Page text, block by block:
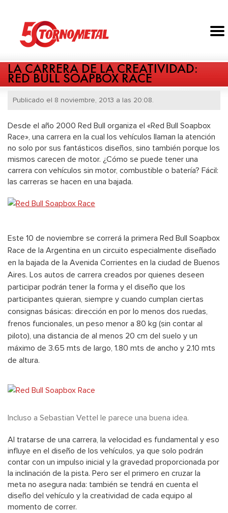
LA CARRERA DE LA CREATIVIDAD:
RED BULL SOAPBOX RACE
Publicado el 8 noviembre, 2013 a las 20:08.
Desde el año 2000 Red Bull organiza el «Red Bull Soapbox
Race», una carrera en la cual los vehículos llaman la atención
no solo por sus fantásticos diseños, sino también porque los
mismos carecen de motor. ¿Cómo se puede tener una
carrera con vehículos sin motor, combustible o batería? Fácil:
las carreras se hacen en una bajada.
Este 10 de noviembre se correrá la primera Red Bull Soapbox
Race de la Argentina en un circuito especialmente diseñado
en la bajada de la Avenida Corrientes en la ciudad de Buenos
Aires. Los autos de carrera creados por quienes deseen
participar podrán tener la forma y el diseño que los
participantes quieran, siempre y cuando cumplan ciertas
consignas básicas: dirección en por lo menos dos ruedas,
frenos funcionales, un peso menor a 80 kg (sin contar al
piloto), una distancia de al menos 20 cm del suelo y un
máximo de 3.65 mts de largo, 1.80 mts de ancho y 2.10 mts
de altura.
Incluso a Sebastian Vettel le parece una buena idea.
Al tratarse de una carrera, la velocidad es fundamental y eso
influye en el diseño de los vehículos, ya que solo podrán
contar con un impulso inicial y la gravedad proporcionada por
la inclinación de la pista. Pero ser el primero en cruzar la
meta no asegura nada: también se tendrá en cuenta el
diseño del vehículo y la creatividad de cada equipo al
momento de correr.